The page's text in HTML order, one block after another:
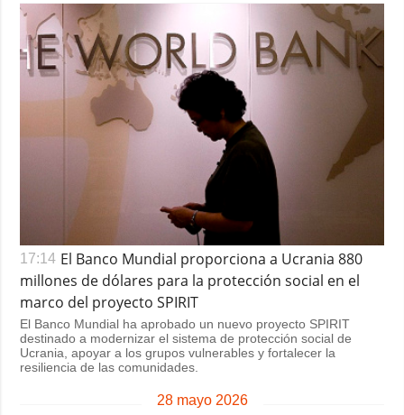
17:14 El Banco Mundial proporciona a Ucrania 880
millones de dólares para la protección social en el
marco del proyecto SPIRIT
El Banco Mundial ha aprobado un nuevo proyecto SPIRIT
destinado a modernizar el sistema de protección social de
Ucrania, apoyar a los grupos vulnerables y fortalecer la
resiliencia de las comunidades.
28 mayo 2026